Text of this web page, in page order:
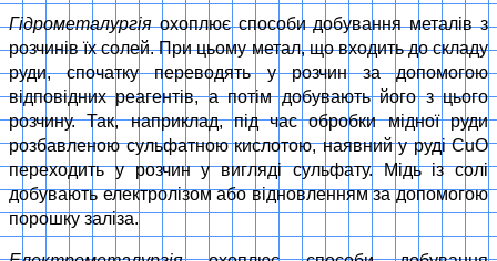
Гідрометалургіяохоплює способи добування металів з
розчинів їх солей. При цьому метал, що входить до складу
руди, спочатку переводять у розчин за допомогою
відповідних реагентів, а потім добувають його з цього
розчину. Так, наприклад, під час обробки мідної руди
розбавленою сульфатною кислотою, наявний у руді CuO
переходить у розчин у вигляді сульфату. Мідь із солі
добувають електролізом або відновленням за допомогою
порошку заліза.